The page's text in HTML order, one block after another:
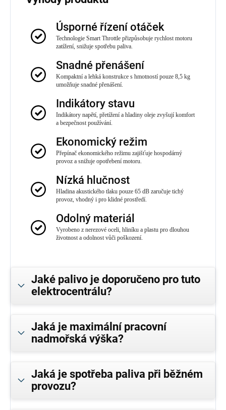
Úsporné řízení otáček
Technologie Smart Throttle přizpůsobuje rychlost motoru
zatížení, snižuje spotřebu paliva.
Snadné přenášení
Kompaktní a lehká konstrukce s hmotností pouze 8,5 kg
umožňuje snadné přenášení.
Indikátory stavu
Indikátory napětí, přetížení a hladiny oleje zvyšují komfort
a bezpečnost používání.
Ekonomický režim
Přepínač ekonomického režimu zajišťuje hospodárný
provoz a snižuje opotřebení motoru.
Nízká hlučnost
Hladina akustického tlaku pouze 65 dB zaručuje tichý
provoz, vhodný i pro klidné prostředí.
Odolný materiál
Vyrobeno z nerezové oceli, hliníku a plastu pro dlouhou
životnost a odolnost vůči poškození.
Jaké palivo je doporučeno pro tuto
elektrocentrálu?
Jaká je maximální pracovní
nadmořská výška?
Jaká je spotřeba paliva při běžném
provozu?